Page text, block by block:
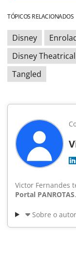
TÓPICOS RELACIONADOS
Disney
Disney
Tangled
Victor Fernandes
Portal PANROTAS.
Sobre o autor